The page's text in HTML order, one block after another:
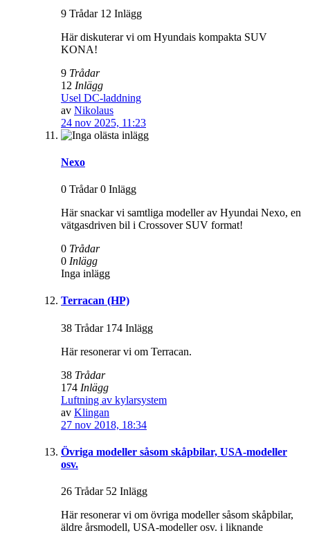
9 Trådar 12 Inlägg
Här diskuterar vi om Hyundais kompakta SUV
KONA!
9 Trådar
12 Inlägg
Usel DC-laddning
av Nikolaus
24 nov 2025, 11:23
Nexo
0 Trådar 0 Inlägg
Här snackar vi samtliga modeller av Hyundai Nexo, en
vätgasdriven bil i Crossover SUV format!
0 Trådar
0 Inlägg
Inga inlägg
Terracan (HP)
38 Trådar 174 Inlägg
Här resonerar vi om Terracan.
38 Trådar
174 Inlägg
Luftning av kylarsystem
av Klingan
27 nov 2018, 18:34
Övriga modeller såsom skåpbilar, USA-modeller
osv.
26 Trådar 52 Inlägg
Här resonerar vi om övriga modeller såsom skåpbilar,
äldre årsmodell, USA-modeller osv. i liknande